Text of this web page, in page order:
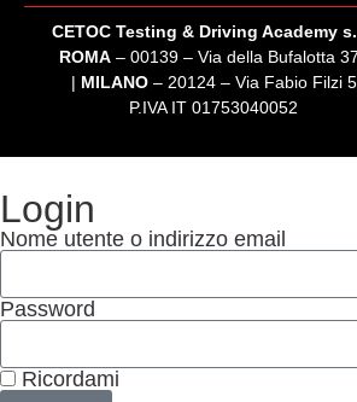
CETOC Testing & Driving Academy
ROMA– 00139 – Via della Bufalotta
| MILANO– 20124 – Via Fabio Filzi 5
P.IVA IT 01753040052
Login
Nome utente o indirizzo email
Password
Ricordami